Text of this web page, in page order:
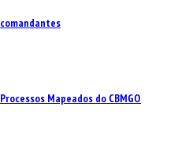
Mapeados do CBMGO